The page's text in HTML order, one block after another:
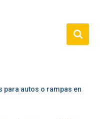
para autos o rampas en